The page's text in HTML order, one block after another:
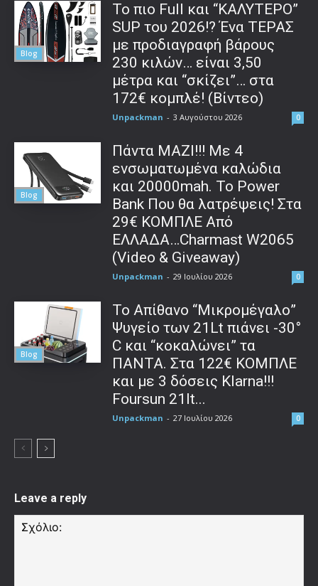
Blog
To πιο Full και “ΚΑΛΥΤΕΡΟ”
SUP του 2026!? Ένα ΤΕΡΑΣ
με προδιαγραφή βάρους
230 κιλών… είναι 3,50
μέτρα και “σκίζει”… στα
172€ κομπλέ! (Βίντεο)
Unpackman - 3 Αυγούστου 2026 0
Blog
Πάντα ΜΑΖΙ!!! Με 4
ενσωματωμένα καλώδια
και 20000mah. Το Power
Bank Που θα λατρέψεις! Στα
29€ ΚΟΜΠΛΕ Από
ΕΛΛΑΔΑ…Charmast W2065
(Video & Giveaway)
Unpackman - 29 Ιουλίου 2026 0
Blog
Το Απίθανο “Μικρομέγαλο”
Ψυγείο των 21Lt πιάνει -30°
C και “κοκαλώνει” τα
ΠΑΝΤΑ. Στα 122€ ΚΟΜΠΛΕ
και με 3 δόσεις Klarna!!!
Foursun 21lt...
Unpackman - 27 Ιουλίου 2026 0
Leave a reply